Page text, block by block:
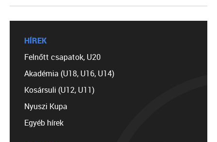
HÍREK
Felnőtt csapatok, U20
Akadémia (U18, U16, U14)
Kosársuli (U12, U11)
Nyuszi Kupa
Egyéb hírek